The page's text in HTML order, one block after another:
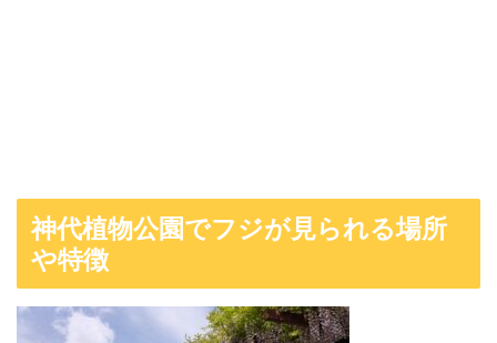
神代植物公園でフジが見られる場所
や特徴